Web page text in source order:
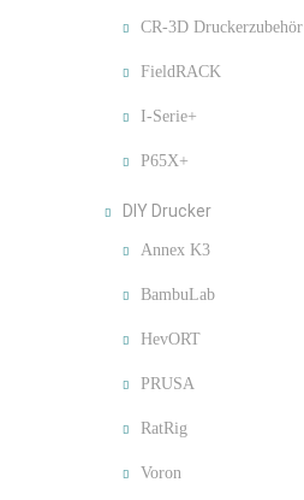
CR-3D Druckerzubehör
FieldRACK
I-Serie+
P65X+
DIY Drucker
Annex K3
BambuLab
HevORT
PRUSA
RatRig
Voron